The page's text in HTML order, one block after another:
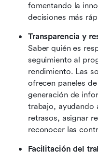
fomentando la
decisiones más
Transparencia y
Saber quién es
seguimiento al
rendimiento. Las
ofrecen paneles
generación de
trabajo, ayudando
retrasos, asignar
reconocer las
Facilitación del